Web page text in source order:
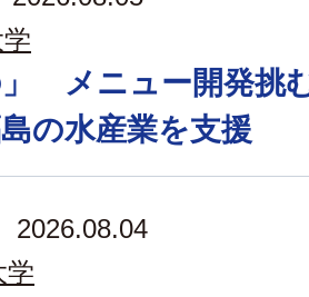
」 メニュー開発
の水産業を支援
2026.08.04
学